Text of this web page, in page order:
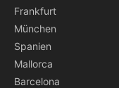
Frankfurt
München
Spanien
Mallorca
Barcelona